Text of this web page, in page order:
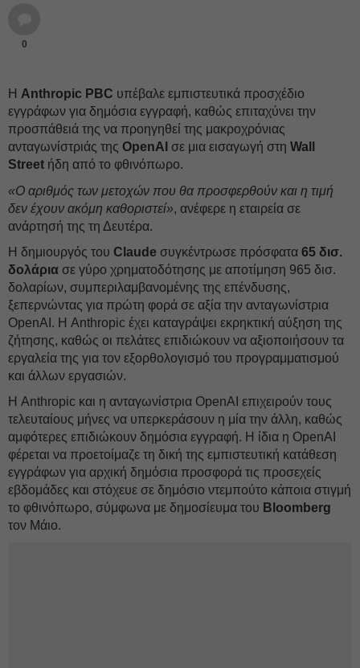
0
Η Anthropic PBC υπέβαλε εμπιστευτικά προσχέδιο
εγγράφων για δημόσια εγγραφή, καθώς επιταχύνει την
προσπάθειά της να προηγηθεί της μακροχρόνιας
ανταγωνίστριάς της OpenAI σε μια εισαγωγή στη Wall
Street ήδη από το φθινόπωρο.
«Ο αριθμός των μετοχών που θα προσφερθούν και η τιμή
δεν έχουν ακόμη καθοριστεί», ανέφερε η εταιρεία σε
ανάρτησή της τη Δευτέρα.
Η δημιουργός του Claude συγκέντρωσε πρόσφατα 65 δισ.
δολάρια σε γύρο χρηματοδότησης με αποτίμηση 965 δισ.
δολαρίων, συμπεριλαμβανομένης της επένδυσης,
ξεπερνώντας για πρώτη φορά σε αξία την ανταγωνίστρια
OpenAI. Η Anthropic έχει καταγράψει εκρηκτική αύξηση της
ζήτησης, καθώς οι πελάτες επιδιώκουν να αξιοποιήσουν τα
εργαλεία της για τον εξορθολογισμό του προγραμματισμού
και άλλων εργασιών.
Η Anthropic και η ανταγωνίστρια OpenAI επιχειρούν τους
τελευταίους μήνες να υπερκεράσουν η μία την άλλη, καθώς
αμφότερες επιδιώκουν δημόσια εγγραφή. Η ίδια η OpenAI
φέρεται να προετοίμαζε τη δική της εμπιστευτική κατάθεση
εγγράφων για αρχική δημόσια προσφορά τις προσεχείς
εβδομάδες και στόχευε σε δημόσιο ντεμπούτο κάποια στιγμή
το φθινόπωρο, σύμφωνα με δημοσίευμα του Bloomberg
τον Μάιο.